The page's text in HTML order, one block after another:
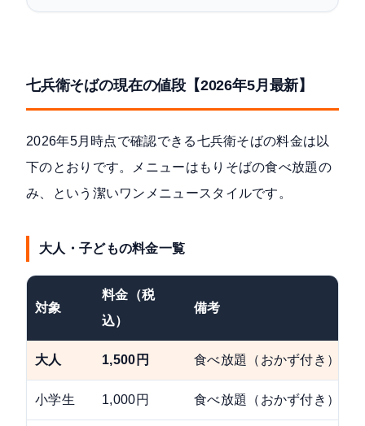
七兵衛そばの現在の値段【2026年5月最新】
2026年5月時点で確認できる七兵衛そばの料金は以
下のとおりです。メニューはもりそばの食べ放題の
み、という潔いワンメニュースタイルです。
大人・子どもの料金一覧
対象
料金（税
込）
備考
大人 1,500円 食べ放題（おかず付き）
小学生 1,000円 食べ放題（おかず付き）